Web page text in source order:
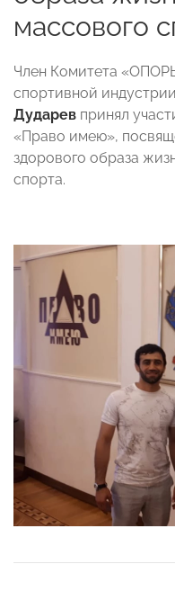
массового
Член Комитета
спортивной
Дударев принял
«Право имею»,
здорового образа
спорта.